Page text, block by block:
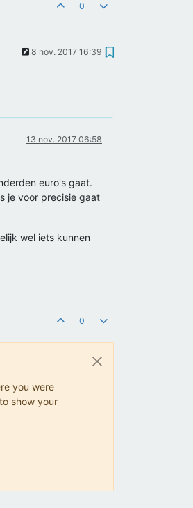
0
8 nov. 2017 16:39
13 nov. 2017 06:58
euro's gaat.
je voor precisie gaat
wel iets kunnen
0
you were
show your